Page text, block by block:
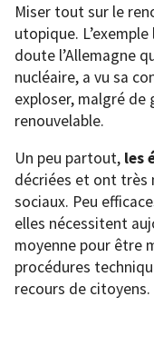
Miser tout sur le
utopique.
doute l’Allemagne
nucléaire, a vu sa
exploser, malgré
renouvelable.
Un peu partout, les
décriées et ont très
sociaux. Peu
elles nécessitent
moyenne pour être
procédures
recours de citoyens.